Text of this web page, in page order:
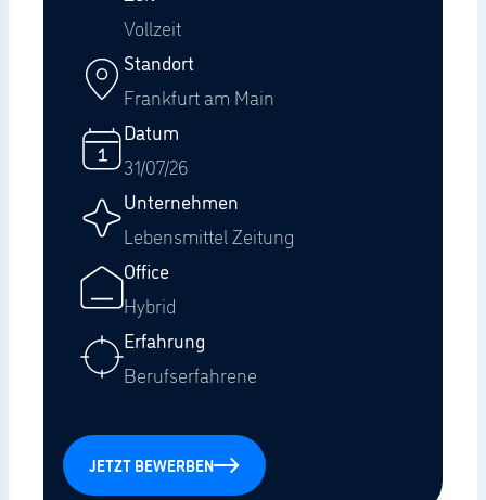
Vollzeit
Standort
Frankfurt am Main
Datum
31/07/26
Unternehmen
Lebensmittel Zeitung
Office
Hybrid
Erfahrung
Berufserfahrene
JETZT BEWERBEN